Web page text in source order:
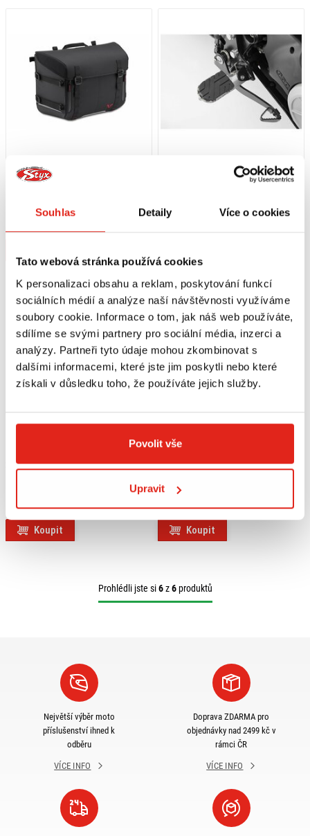
Souhlas Detaily Více o cookies
Tato webová stránka používá cookies
K personalizaci obsahu a reklam, poskytování funkcí
sociálních médií a analýze naší návštěvnosti využíváme
soubory cookie. Informace o tom, jak náš web používáte,
sdílíme se svými partnery pro sociální média, inzerci a
analýzy. Partneři tyto údaje mohou zkombinovat s
dalšími informacemi, které jste jim poskytli nebo které
získali v důsledku toho, že používáte jejich služby.
Povolit vše
Upravit
13 509 Kč
TAŠEK HUSQVARNA TR 650
Na objednávku Na objednávku
2 409 Kč s DPH
Na objednávku
Koupit
1 569 Kč s DPH
HLINÍKOVÁ ČERNÁ
Na objednávku
Koupit
Prohlédli jste si6z6produktů
Největší výběr moto
příslušenství ihned k
odběru
VÍCE INFO
Doprava ZDARMA pro
objednávky nad 2499 kč v
rámci ČR
VÍCE INFO